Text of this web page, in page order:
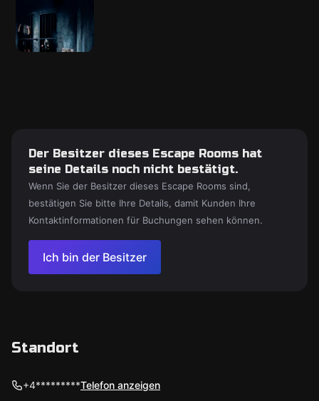
Der Besitzer dieses Escape Rooms hat
seine Details noch nicht bestätigt.
Wenn Sie der Besitzer dieses Escape Rooms sind,
bestätigen Sie bitte Ihre Details, damit Kunden Ihre
Kontaktinformationen für Buchungen sehen können.
Ich bin der Besitzer
Standort
+4*********Telefon anzeigen